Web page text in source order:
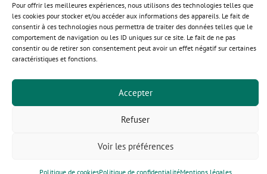
Pour offrir les meilleures expériences, nous utilisons des technologies telles que
les cookies pour stocker et/ou accéder aux informations des appareils. Le fait de
consentir à ces technologies nous permettra de traiter des données telles que le
comportement de navigation ou les ID uniques sur ce site. Le fait de ne pas
consentir ou de retirer son consentement peut avoir un effet négatif sur certaines
caractéristiques et fonctions.
Accepter
Refuser
Voir les préférences
Politique de cookiesPolitique de confidentialitéMentions légales
Voir nos
offres
d'emploi
brancher
Acheter sur
ecosunsolarshop.com
ECOSUN INNOVATIONS – 126A1 Route de Rouffach – 68920
contact@ecosuninnovations.com